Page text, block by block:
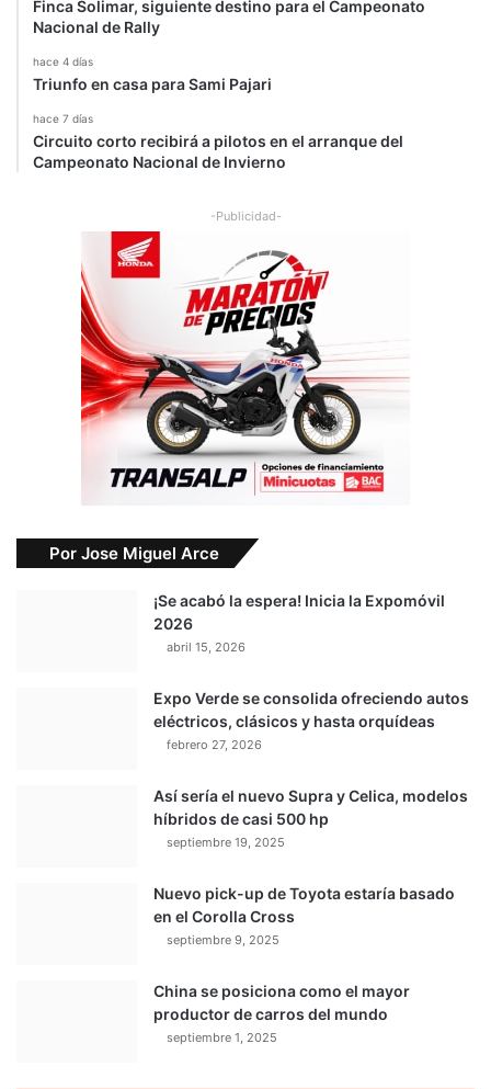
Finca Solimar, siguiente destino para el Campeonato
Nacional de Rally
hace 4 días
Triunfo en casa para Sami Pajari
hace 7 días
Circuito corto recibirá a pilotos en el arranque del
Campeonato Nacional de Invierno
-Publicidad-
Por Jose Miguel Arce
¡Se acabó la espera! Inicia la Expomóvil
2026
abril 15, 2026
Expo Verde se consolida ofreciendo autos
eléctricos, clásicos y hasta orquídeas
febrero 27, 2026
Así sería el nuevo Supra y Celica, modelos
híbridos de casi 500 hp
septiembre 19, 2025
Nuevo pick-up de Toyota estaría basado
en el Corolla Cross
septiembre 9, 2025
China se posiciona como el mayor
productor de carros del mundo
septiembre 1, 2025